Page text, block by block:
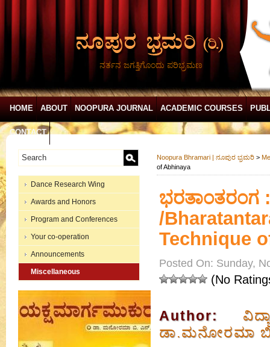
ನರ್ತನ ಜಗತ್ತಿಗೊಂದು ಪರಿಭ್ರಮಣ
HOME ABOUT NOOPURA JOURNAL ACADEMIC COURSES
CONTACT
Dance Research Wing
Awards and Honors
Program and Conferences
Your co-operation
Announcements
Miscellaneous
Noopura Bhramari | ನೂಪುರ ಭ್ರಮರಿ >
of Abhinaya
ಭರತಾಂತರಂಗ
/
Technique
Posted On: Sunday,
(No
Author:
ಡಾ.ಮನೋರಮಾ